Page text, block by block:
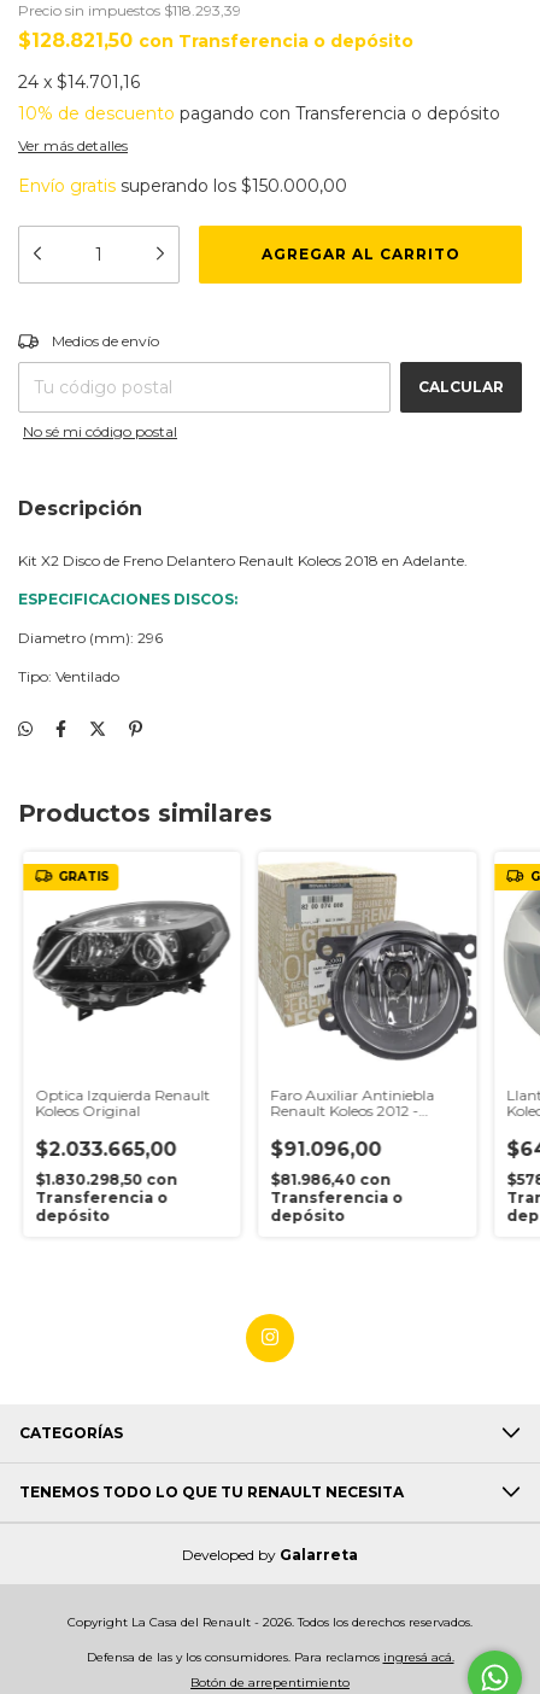
Precio sin impuestos $118.293,39
$128.821,50 con Transferencia o depósito
24 x $14.701,16
10% de descuento pagando con Transferencia o depósito
Ver más detalles
Envío gratis superando los $150.000,00
Entregas para el CP:
Medios de envío
CALCULAR
No sé mi código postal
Descripción
Kit X2 Disco de Freno Delantero Renault Koleos 2018 en Adelante.
ESPECIFICACIONES DISCOS:
Diametro (mm): 296
Tipo: Ventilado
Productos similares
GRATIS
Optica Izquierda Renault
Koleos Original
$2.033.665,00
$1.830.298,50 con
Transferencia o
depósito
Faro Auxiliar Antiniebla
Renault Koleos 2012 -
$91.096,00
$81.986,40 con
Transferencia o
depósito
CATEGORÍAS
TENEMOS TODO LO QUE TU RENAULT NECESITA
Developed by Galarreta
Copyright La Casa del Renault - 2026. Todos los derechos reservados.
Defensa de las y los consumidores. Para reclamos ingresá acá.
Botón de arrepentimiento